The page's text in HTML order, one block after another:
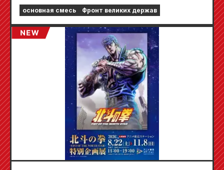
Animate по всей стране пройдет
ограниченная по времени ярмарка, где вы
сможете получить специально
разработанную мини-карту (всего 4 вида)!
основная смесь Фронт великих держав